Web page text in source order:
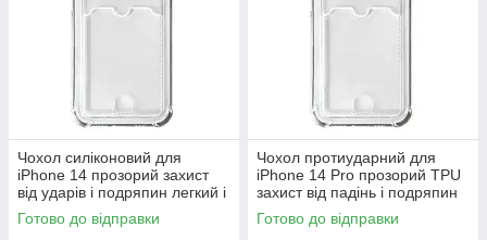
Чохол силіконовий для
iPhone 14 прозорий захист
від ударів і подряпин легкий і
тонкий
Готово до відправки
Чохол протиударний для
iPhone 14 Pro прозорий TPU
захист від падінь і подряпин
Готово до відправки